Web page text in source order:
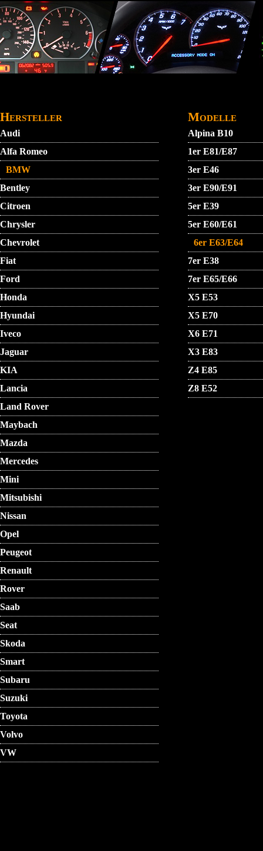
Direkt zum Inhalt
Hersteller
Audi
Alfa Romeo
BMW
Bentley
Citroen
Chrysler
Chevrolet
Fiat
Ford
Honda
Hyundai
Iveco
Jaguar
KIA
Lancia
Land Rover
Maybach
Mazda
Mercedes
Mini
Mitsubishi
Nissan
Opel
Peugeot
Renault
Rover
Saab
Seat
Skoda
Smart
Subaru
Suzuki
Toyota
Volvo
VW
Modelle
Alpina B10
1er E81/E87
3er E46
3er E90/E91
5er E39
5er E60/E61
6er E63/E64
7er E38
7er E65/E66
X5 E53
X5 E70
X6 E71
X3 E83
Z4 E85
Z8 E52